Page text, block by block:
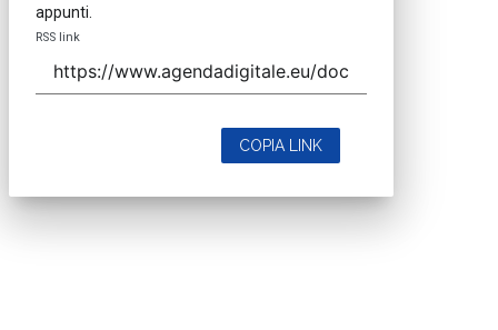
appunti.
RSS link
COPIA LINK